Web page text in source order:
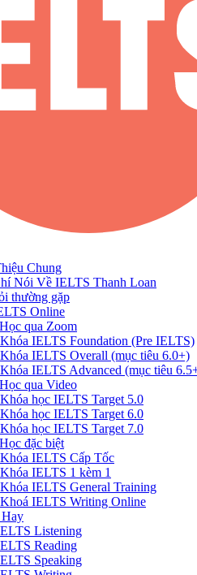
Chung
Nói Về IELTS Thanh Loan
thường gặp
Online
qua Zoom
Khóa IELTS Foundation (Pre IELTS)
Khóa IELTS Overall (mục tiêu 6.0+)
Khóa IELTS Advanced (mục tiêu
qua Video
Khóa học IELTS Target 5.0
Khóa học IELTS Target 6.0
Khóa học IELTS Target 7.0
đặc biệt
Khóa IELTS Cấp Tốc
Khóa IELTS 1 kèm 1
Khóa IELTS General Training
Khoá IELTS Writing Online
Listening
Reading
Speaking